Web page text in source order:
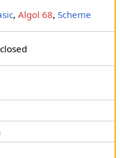
,Algol 68,Scheme